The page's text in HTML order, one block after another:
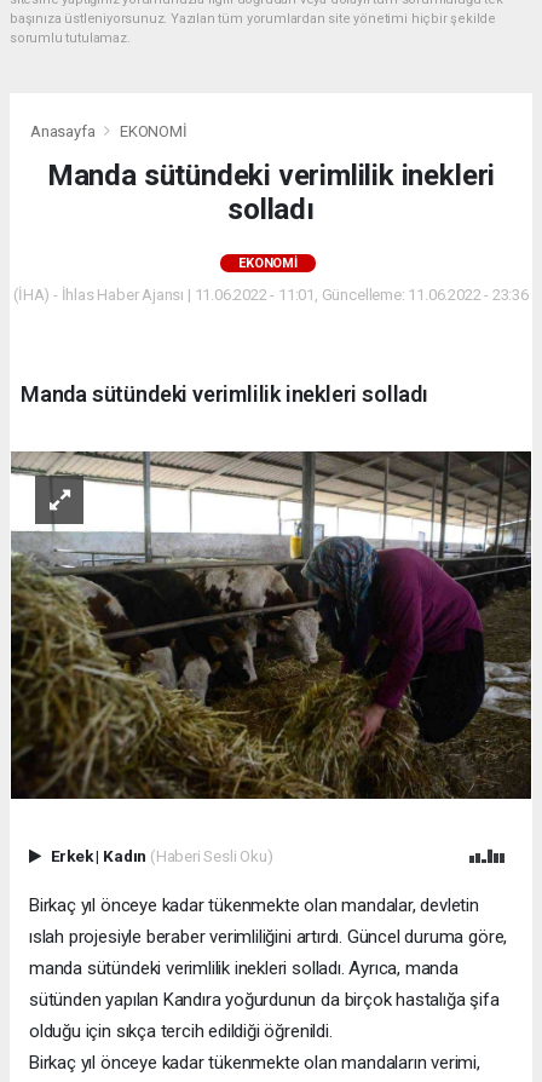
başınıza üstleniyorsunuz. Yazılan tüm yorumlardan site yönetimi hiçbir şekilde
sorumlu tutulamaz.
Anasayfa EKONOMİ
Manda sütündeki verimlilik inekleri
solladı
EKONOMİ
(İHA) - İhlas Haber Ajansı | 11.06.2022 - 11:01, Güncelleme: 11.06.2022 - 23:36
Manda sütündeki verimlilik inekleri solladı
Erkek| Kadın (Haberi Sesli Oku)
Birkaç yıl önceye kadar tükenmekte olan mandalar, devletin
ıslah projesiyle beraber verimliliğini artırdı. Güncel duruma göre,
manda sütündeki verimlilik inekleri solladı. Ayrıca, manda
sütünden yapılan Kandıra yoğurdunun da birçok hastalığa şifa
olduğu için sıkça tercih edildiği öğrenildi.
Birkaç yıl önceye kadar tükenmekte olan mandaların verimi,